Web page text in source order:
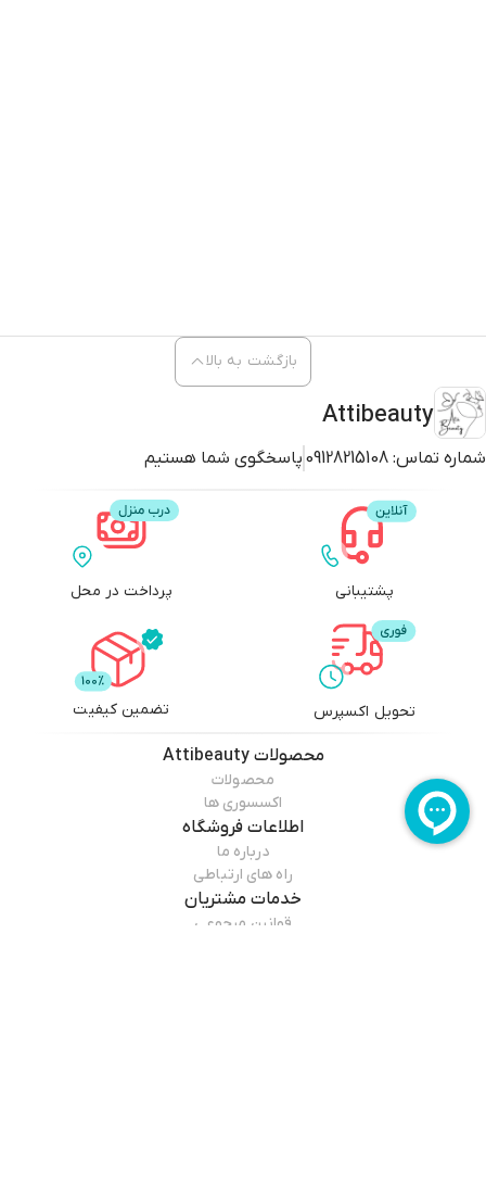
Attibeauty
شماره تماس: 09128215108 پاسخگوی شما هستیم
بازگشت به بالا
پشتیبانی پرداخت در محل
تحویل اکسپرس تضمین کیفیت
محصولاتAttibeauty
محصولات
اکسسوری ها
اطلاعات فروشگاه
درباره ما
راه های ارتباطی
خدمات مشتریان
قوانین مرجوعی